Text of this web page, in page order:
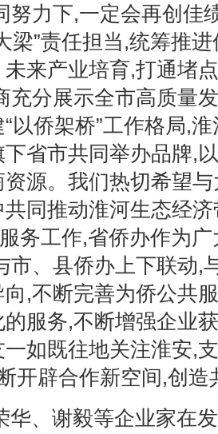
努力下,一定会再创佳
梁”责任担当,统筹推
来产业培育,打通堵
充分展示全市高质量
以侨架桥”工作格局,
省市共同举办品牌,
源。我们热切希望
同推动淮河生态经
务工作,省侨办作为
市、县侨办上下联动,
向,不断完善为侨公共
服务,不断增强企业
如既往地关注淮安,
开辟合作新空间,创造
华、谢毅等企业家在